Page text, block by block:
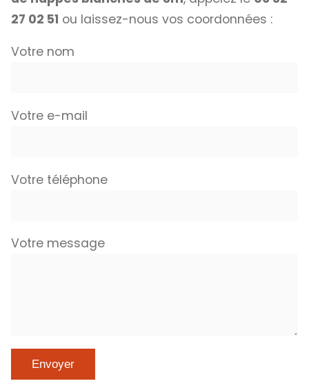
27 02 51 ou laissez-nous vos coordonnées :
Votre nom
Votre e-mail
Votre téléphone
Votre message